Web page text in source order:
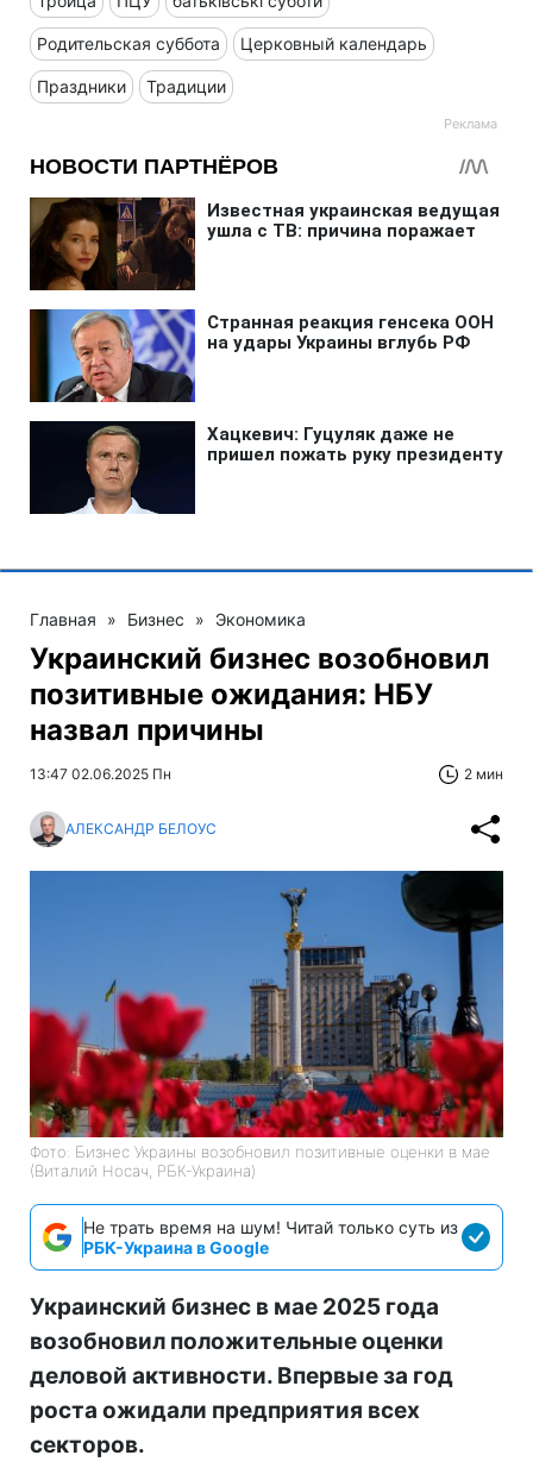
Родительская суббота Церковный календарь
Праздники Традиции
Главная » Бизнес » Экономика
Украинский бизнес возобновил
позитивные ожидания: НБУ
назвал причины
13:47 02.06.2025 Пн 2 мин
АЛЕКСАНДР БЕЛОУС
Фото: Бизнес Украины возобновил позитивные оценки в мае
(Виталий Носач, РБК-Украина)
Не трать время на шум! Читай только суть из
РБК-Украина в Google
Украинский бизнес в мае 2025 года
возобновил положительные оценки
деловой активности. Впервые за год
роста ожидали предприятия всех
секторов.